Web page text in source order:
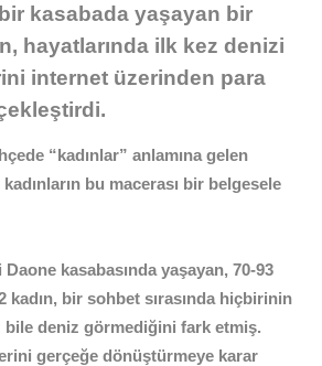
kasabada yaşayan bir
hayatlarında ilk kez denizi
internet üzerinden para
“kadınlar” anlamına gelen
kadınların bu macerası bir belgesele
kasabasında yaşayan, 70-93
kadın, bir sohbet sırasında hiçbirinin
bile deniz görmediğini fark etmiş.
gerçeğe dönüştürmeye karar